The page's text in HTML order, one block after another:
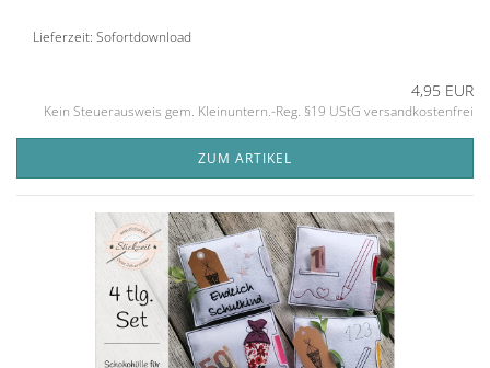
Lieferzeit: Sofortdownload
4,95 EUR
Kein Steuerausweis gem. Kleinuntern.-Reg. §19 UStG versandkostenfrei
ZUM ARTIKEL